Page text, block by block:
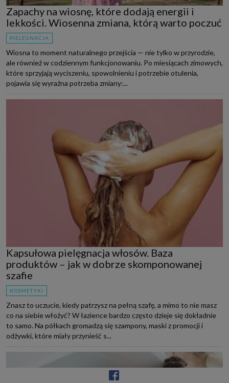
Zapachy na wiosnę, które dodają energii i
lekkości. Wiosenna zmiana, którą warto poczuć
PIELĘGNACJA
Wiosna to moment naturalnego przejścia — nie tylko w przyrodzie,
ale również w codziennym funkcjonowaniu. Po miesiącach zimowych,
które sprzyjają wyciszeniu, spowolnieniu i potrzebie otulenia,
pojawia się wyraźna potrzeba zmiany:...
Kapsułowa pielęgnacja włosów. Baza
produktów – jak w dobrze skomponowanej
szafie
KOSMETYKI
Znasz to uczucie, kiedy patrzysz na pełną szafę, a mimo to nie masz
co na siebie włożyć? W łazience bardzo często dzieje się dokładnie
to samo. Na półkach gromadzą się szampony, maski z promocji i
odżywki, które miały przynieść s...